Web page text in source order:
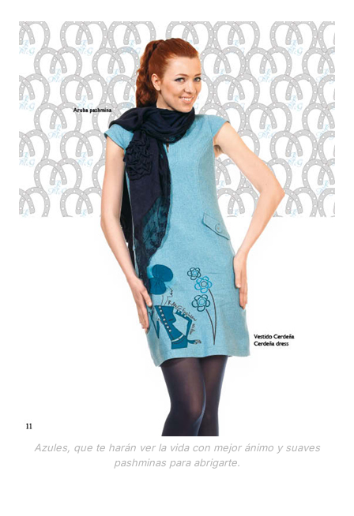
Azules, que te harán ver la vida con mejor ánimo y suaves
pashminas para abrigarte.